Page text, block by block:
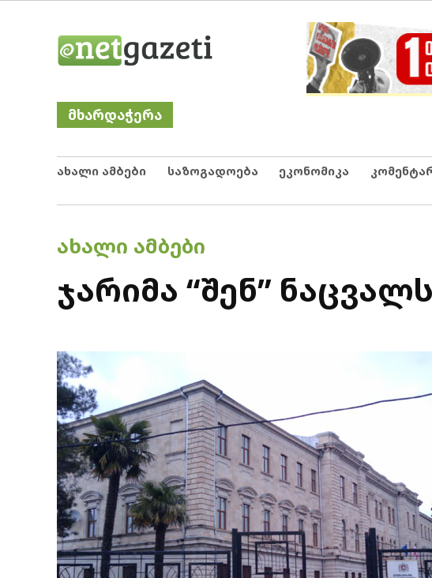
Netgazeti
მხარდაჭერა
ახალი ამბები საზოგადოება ეკონომიკა
POSTED
ᲐᲮᲐᲚᲘ ᲐᲛᲑᲔᲑᲘ
ჯარიმა “შენ”